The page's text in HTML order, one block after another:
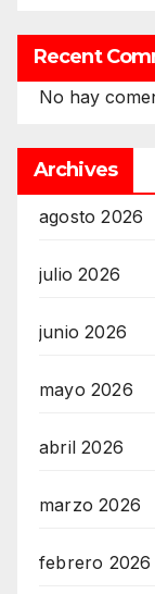
Recent
No hay
Archives
agosto 2026
julio 2026
junio 2026
mayo 2026
abril 2026
marzo 2026
febrero 2026